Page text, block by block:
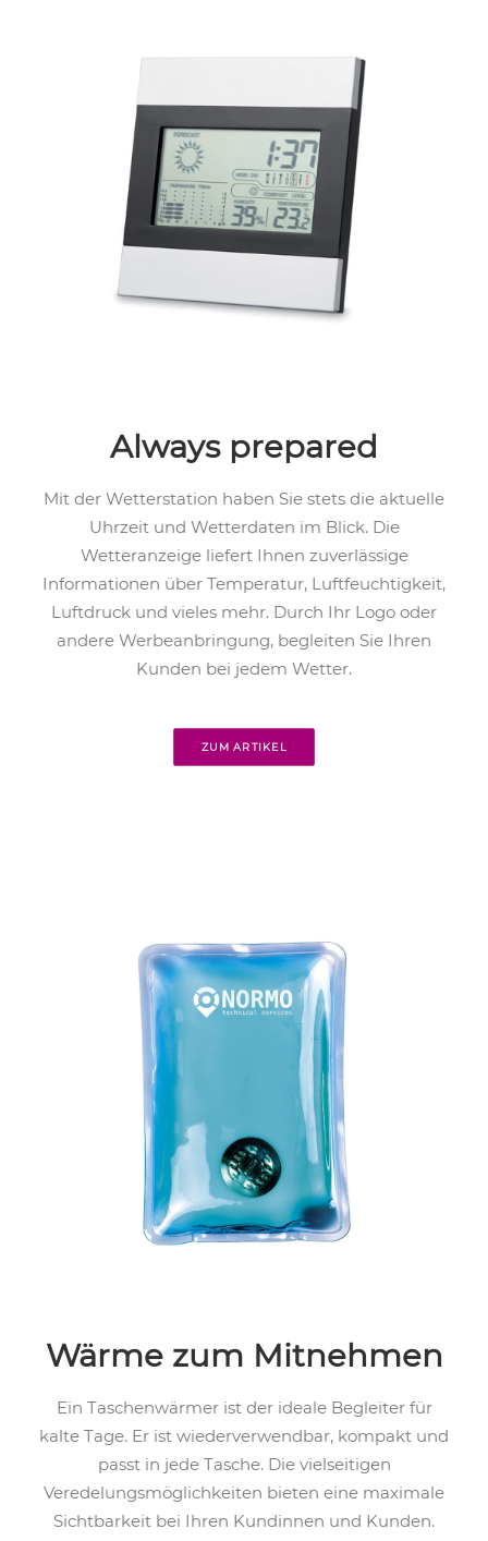
Always prepared
Mit der Wetterstation haben Sie stets die aktuelle
Uhrzeit und Wetterdaten im Blick. Die
Wetteranzeige liefert Ihnen zuverlässige
Informationen über Temperatur, Luftfeuchtigkeit,
Luftdruck und vieles mehr. Durch Ihr Logo oder
andere Werbeanbringung, begleiten Sie Ihren
Kunden bei jedem Wetter.
ZUM ARTIKEL
Wärme zum Mitnehmen
Ein Taschenwärmer ist der ideale Begleiter für
kalte Tage. Er ist wiederverwendbar, kompakt und
passt in jede Tasche. Die vielseitigen
Veredelungsmöglichkeiten bieten eine maximale
Sichtbarkeit bei Ihren Kundinnen und Kunden.